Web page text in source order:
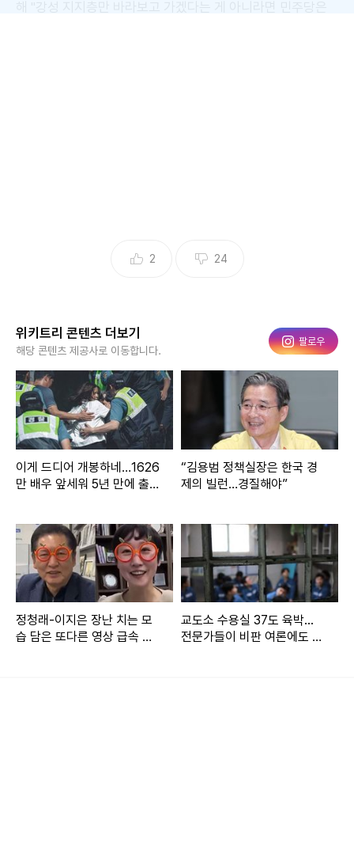
국민의힘 곽규택 의원 / 연합뉴스
곽규택 수석대변인은 이날 정 대표의 선출 직후 논평을 내고
"정 대표의 당선을 축하한다. 하지만 동시에 '정청래의 민주
당'에 대한 걱정이 앞서는 것도 사실"이라며 이같이 밝혔다.
곽 수석대변인은 "정 대표는 민주당 내에서도 대표적인 강경
파로 꼽히는 인물로, 그간 국회 법제사법위원장을 지내며 거대
회 과정에서는 이재명 대통령을 향한 무한 충성과 강성 지지층
을 겨냥한 '야당 때리기'에만 집중했다"라고 했다.
이어 "최근엔 '내란 종식'이란 명분 하에 국회 의결로 위헌정당
해산 심판 청구가 가능하게 하는 반헌법적 법안을 발의하며
'야당 말살' 시도까지 나섰다며 "그간 보인 언행을 보면 정 대표
2 24
위키트리 콘텐츠 더보기
해당 콘텐츠 제공사로 이동합니다.
팔로우
이게 드디어 개봉하네…1626
만 배우 앞세워 5년 만에 출격
“김용범 정책실장은 한국 경
제의 빌런…경질해야”
정청래-이지은 장난 치는 모
습 담은 또다른 영상 급속 확
교도소 수용실 37도 육박...
전문가들이 비판 여론에도 에